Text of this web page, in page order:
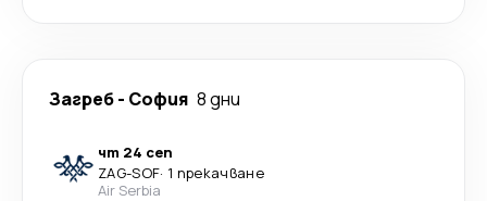
Загреб- София 8 дни
чт 24 сеп
ZAG-SOF· 1 прекачване
Air Serbia